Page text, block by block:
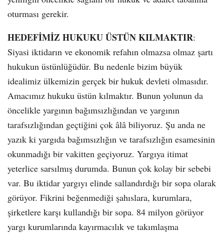
oturması gerekir.
HEDEFİMİZ HUKUKU ÜSTÜN KILMAKTIR:
Siyasi iktidarın ve ekonomik refahın olmazsa olmaz şartı
hukukun üstünlüğüdür. Bu nedenle bizim büyük
idealimiz ülkemizin gerçek bir hukuk devleti olmasıdır.
Amacımız hukuku üstün kılmaktır. Bunun yolunun da
öncelikle yargının bağımsızlığından ve yargının
tarafsızlığından geçtiğini çok âlâ biliyoruz. Şu anda ne
yazık ki yargıda bağımsızlığın ve tarafsızlığın esamesinin
okunmadığı bir vakitten geçiyoruz. Yargıya itimat
yeterlice sarsılmış durumda. Bunun çok kolay bir sebebi
var. Bu iktidar yargıyı elinde sallandırdığı bir sopa olarak
görüyor. Fikrini beğenmediği şahıslara, kurumlara,
şirketlere karşı kullandığı bir sopa. 84 milyon görüyor
yargı kurumlarında kayırmacılık ve takımlaşma